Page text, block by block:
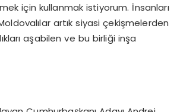
için kullanmak istiyorum. İnsanları
artık siyasi çekişmelerden
aşabilen ve bu birliği inşa